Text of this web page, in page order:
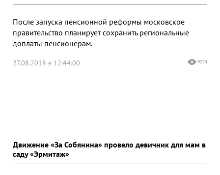
После запуска пенсионной реформы московское
правительство планирует сохранить региональные
доплаты пенсионерам.
27.08.2018 в 12:44:00 9274
Движение «За Собянина» провело девичник для мам в
саду «Эрмитаж»